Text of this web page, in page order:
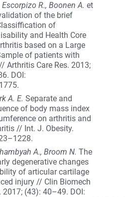
Escorpizo R., Boonen A. et
of the brief
of
and Health Core
based on a Large
of patients with
Arthritis Care Res. 2013;
DOI:
A. E. Separate and
of body mass index
on arthritis and
// Int. J. Obesity.
A., Broom N. The
degenerative changes
of articular cartilage
injury // Clin Biomech
2017; (43): 40–49. DOI: